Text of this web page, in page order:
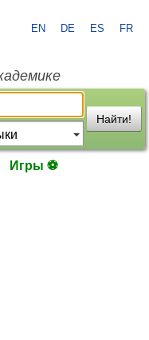
EN DE ES FR
Найти!
Игры ⚽